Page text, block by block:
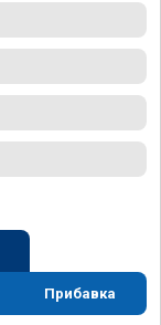
Прибавка